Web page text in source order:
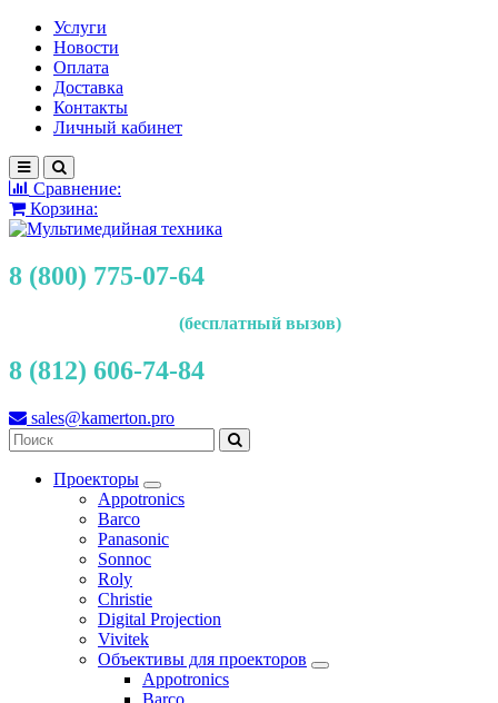
Услуги
Новости
Оплата
Доставка
Контакты
Личный кабинет
Сравнение:
Корзина:
8 (800) 775-07-64
(бесплатный вызов)
8 (812) 606-74-84
sales@kamerton.pro
Проекторы
Appotronics
Barco
Panasonic
Sonnoc
Roly
Christie
Digital Projection
Vivitek
Объективы для проекторов
Appotronics
Barco